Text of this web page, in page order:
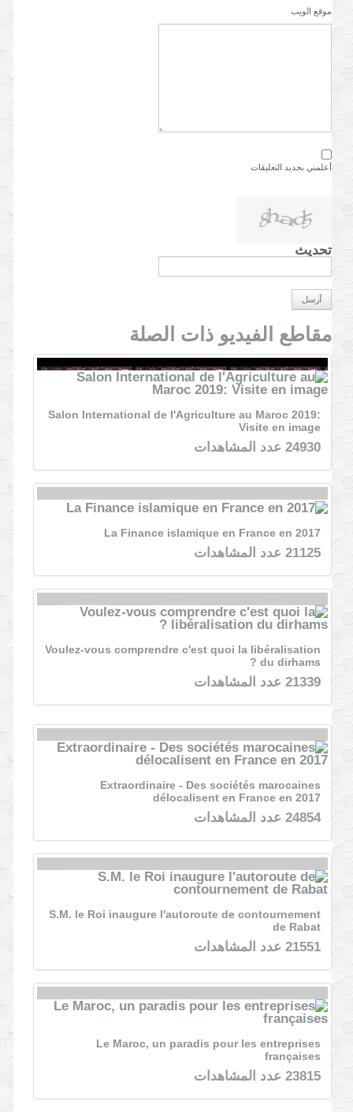
موقع الويب
أعلمني بجديد التعليقات
تحديث
أرسل
مقاطع الفيديو ذات الصلة
Salon International de l'Agriculture au Maroc 2019:
Visite en image
24930 عدد المشاهدات
La Finance islamique en France en 2017
21125 عدد المشاهدات
Voulez-vous comprendre c'est quoi la libéralisation
du dirhams ?
21339 عدد المشاهدات
Extraordinaire - Des sociétés marocaines
délocalisent en France en 2017
24854 عدد المشاهدات
S.M. le Roi inaugure l'autoroute de contournement
de Rabat
21551 عدد المشاهدات
Le Maroc, un paradis pour les entreprises
françaises
23815 عدد المشاهدات